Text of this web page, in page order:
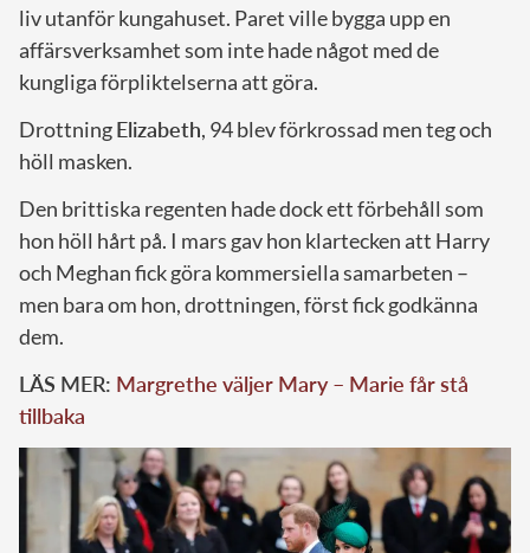
liv utanför kungahuset. Paret ville bygga upp en
affärsverksamhet som inte hade något med de
kungliga förpliktelserna att göra.
DrottningElizabeth, 94 blev förkrossad men teg och
höll masken.
Den brittiska regenten hade dock ett förbehåll som
hon höll hårt på. I mars gav hon klartecken att Harry
och Meghan fick göra kommersiella samarbeten –
men bara om hon, drottningen, först fick godkänna
dem.
LÄS MER: Margrethe väljer Mary – Marie får stå
tillbaka